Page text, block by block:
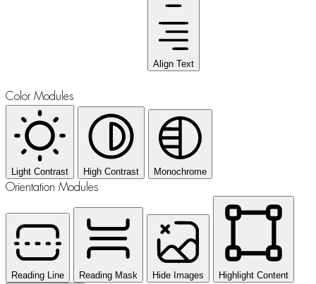
Align Text
Color Modules
Light Contrast High Contrast Monochrome
Orientation Modules
Reading Line Reading Mask Hide Images Highlight Content